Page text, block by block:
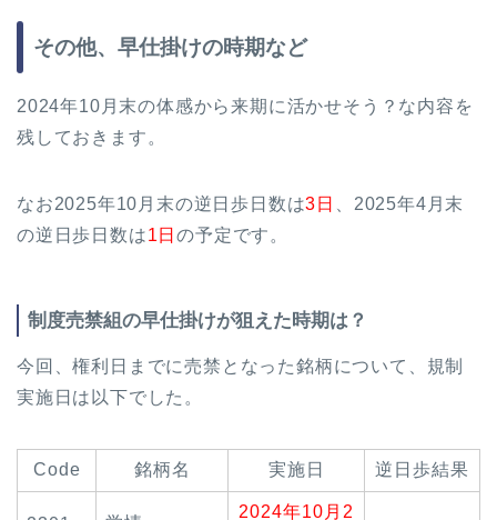
その他、早仕掛けの時期など
2024年10月末の体感から来期に活かせそう？な内容を
残しておきます。
なお2025年10月末の逆日歩日数は3日
、2025年4月末
の逆日歩日数は1日の予定です。
制度売禁組の早仕掛けが狙えた時期は？
今回、権利日までに売禁となった銘柄について、規制
実施日は以下でした。
Code 銘柄名 実施日 逆日歩結果
2024年10月2